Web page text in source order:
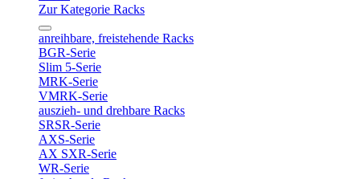
Zur Kategorie Racks
anreihbare, freistehende Racks
BGR-Serie
Slim 5-Serie
MRK-Serie
VMRK-Serie
auszieh- und drehbare Racks
SRSR-Serie
AXS-Serie
AX SXR-Serie
WR-Serie